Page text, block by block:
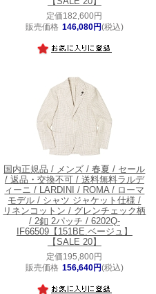
定価182,600円
販売価格 146,080円(税込)
国内正規品 / メンズ / 春夏 / セール
/ 返品・交換不可 / 送料無料ラルデ
ィーニ / LARDINI / ROMA / ローマ
モデル / シャツ ジャケット仕様 /
リネンコットン / グレンチェック柄
/ 2釦 2パッチ / 6202Q-
IF66509【151BE.ベージュ】
【SALE 20】
定価195,800円
販売価格 156,640円(税込)